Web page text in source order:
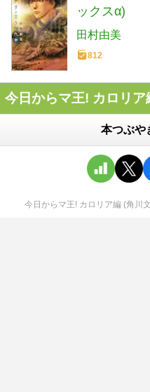
ックスα)
田村由美
812
今日からマ王! カロリ
本つぶや
今日からマ王! カロリア編 (角川